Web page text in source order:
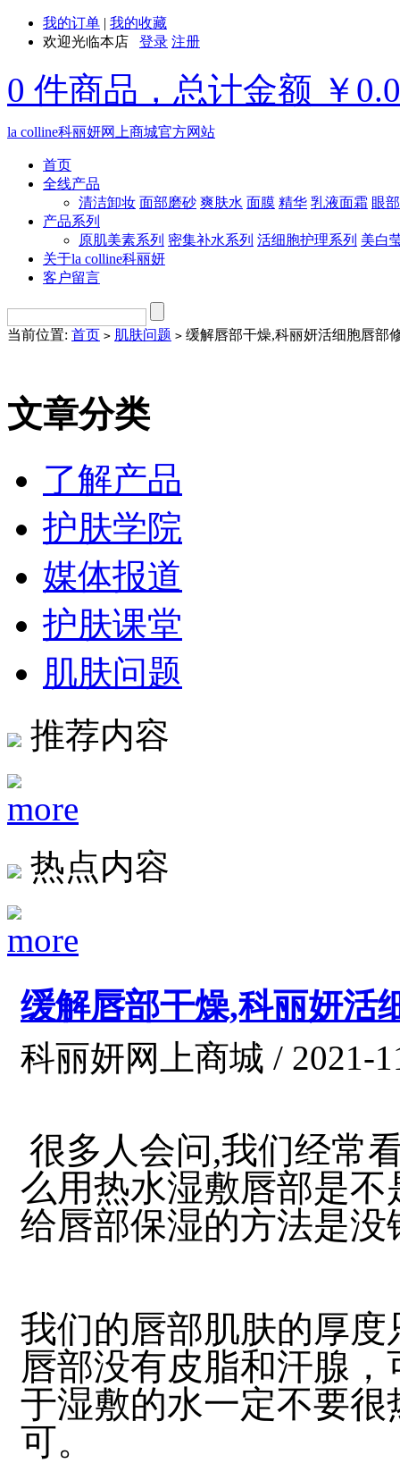
我的订单 | 我的收藏
欢迎光临本店 登录 注册
0 件商品，总计金额 ￥
la colline科丽妍网上商城官方网站
首页
全线产品
清洁卸妆 面部磨砂 爽肤水 面膜 精华 乳液面霜 眼
产品系列
原肌美素系列 密集补水系列 活细胞护理系列 美白
关于la colline科丽妍
客户留言
当前位置: 首页 > 肌肤问题 > 缓解唇部干燥,科丽妍活细胞唇部
文章分类
了解产品
护肤学院
媒体报道
护肤课堂
肌肤问题
推荐内容
热点内容
缓解唇部干燥,科丽妍活
科丽妍网上商城 / 2021-
很多人会问,我们经常
么用热水湿敷唇部是
给唇部保湿的方法是
我们的唇部肌肤的厚
唇部没有皮脂和汗腺
于湿敷的水一定不要
可。